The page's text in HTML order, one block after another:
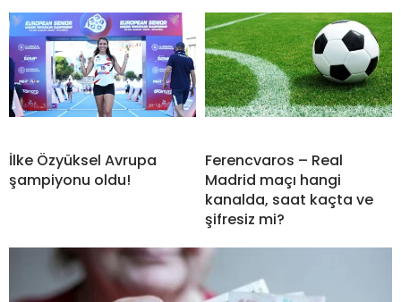
İlke Özyüksel Avrupa
şampiyonu oldu!
Ferencvaros – Real
Madrid maçı hangi
kanalda, saat kaçta ve
şifresiz mi?